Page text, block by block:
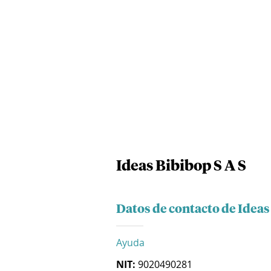
Ideas Bibibop S A S
Datos de contacto de
Ayuda
NIT: 9020490281